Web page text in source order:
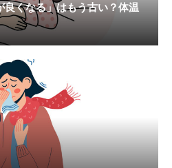
良くなる」はもう古い？体温